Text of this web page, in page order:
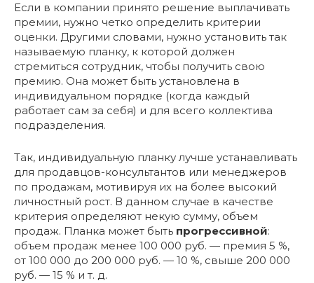
Если в компании принято решение выплачивать
премии, нужно четко определить критерии
оценки. Другими словами, нужно установить так
называемую планку, к которой должен
стремиться сотрудник, чтобы получить свою
премию. Она может быть установлена в
индивидуальном порядке (когда каждый
работает сам за себя) и для всего коллектива
подразделения.
Так, индивидуальную планку лучше устанавливать
для продавцов-консультантов или менеджеров
по продажам, мотивируя их на более высокий
личностный рост. В данном случае в качестве
критерия определяют некую сумму, объем
продаж. Планка может быть прогрессивной:
объем продаж менее 100 000 руб. — премия 5 %,
от 100 000 до 200 000 руб. — 10 %, свыше 200 000
руб. — 15 % и т. д.